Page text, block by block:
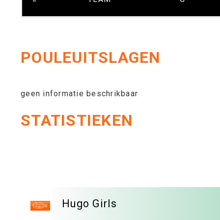
POULEUITSLAGEN
geen informatie beschrikbaar
STATISTIEKEN
Hugo Girls